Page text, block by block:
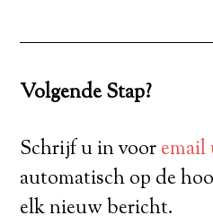
Volgende Stap?
Schrijf u in vooremail
automatisch op de
elk nieuw bericht.